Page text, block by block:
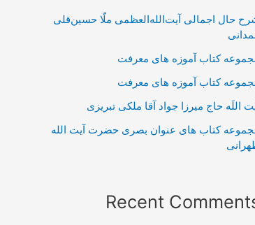
حال اجمالی آیت‌الله‌العظمی ملّا حسین‌قلی
کتاب آموزه های معرفت
کتاب آموزه های معرفت
اللَه حاج میرزا جواد آقا ملکی تبریزی
کتاب های عنوان بصری حضرت آیت الله
Recent